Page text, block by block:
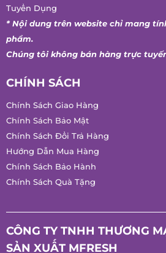
Tuyển Dụng
* Nội dung trên website chỉ mang
phẩm.
Chúng tôi không bán hàng trực
CHÍNH SÁCH
Chính Sách Giao Hàng
Chính Sách Bảo Mật
Chính Sách Đổi Trả Hàng
Hướng Dẫn Mua Hàng
Chính Sách Bảo Hành
Chính Sách Quà Tặng
CÔNG TY TNHH THƯƠNG
SẢN XUẤT MFRESH